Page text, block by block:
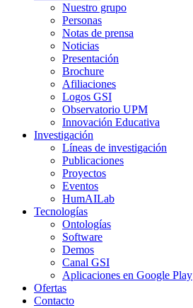
Nuestro grupo
Personas
Notas de prensa
Noticias
Presentación
Brochure
Afiliaciones
Logos GSI
Observatorio UPM
Innovación Educativa
Investigación
Líneas de investigación
Publicaciones
Proyectos
Eventos
HumAILab
Tecnologías
Ontologías
Software
Demos
Canal GSI
Aplicaciones en Google Play
Ofertas
Contacto